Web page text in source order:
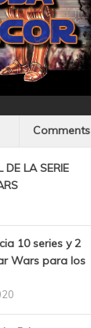
Comments
DE LA SERIE
10 series y 2
Wars para los